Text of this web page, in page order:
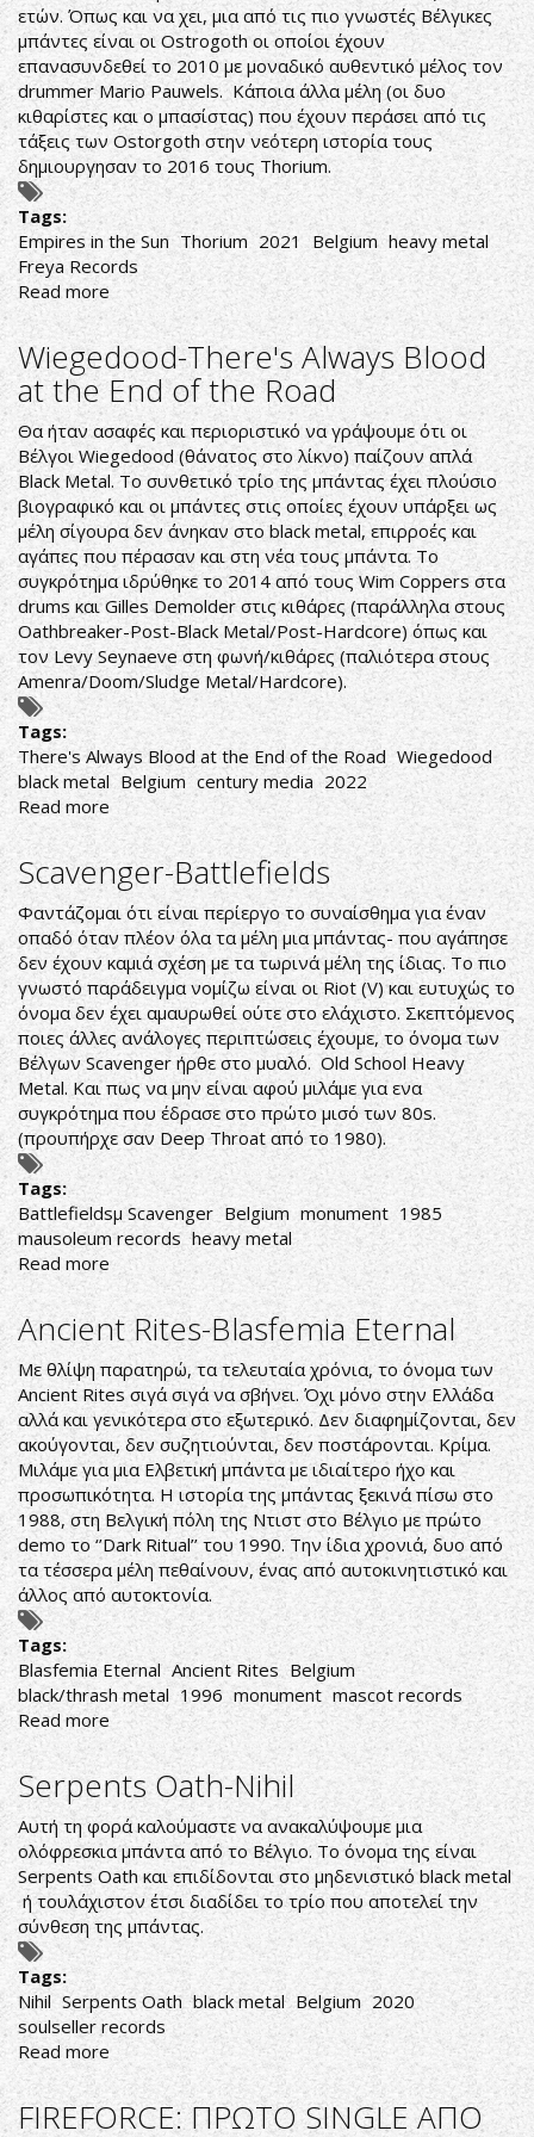
ετών. Όπως και να χει, μια από τις πιο γνωστές Βέλγικες
μπάντες είναι οι Ostrogoth οι οποίοι έχουν
επανασυνδεθεί το 2010 με μοναδικό αυθεντικό μέλος τον
drummer Mario Pauwels. Κάποια άλλα μέλη (οι δυο
κιθαρίστες και ο μπασίστας) που έχουν περάσει από τις
τάξεις των Ostorgoth στην νεότερη ιστορία τους
δημιουργησαν το 2016 τους Thorium.
Tags:
Empires in the Sun Thorium 2021 Belgium heavy metal
Freya Records
Read more about
Thorium-
Empires
in
the
Sun
Wiegedood-There's Always Blood
at the End of the Road
Θα ήταν ασαφές και περιοριστικό να γράψουμε ότι οι
Βέλγοι Wiegedood (θάνατος στο λίκνο) παίζουν απλά
Black Metal. Το συνθετικό τρίο της μπάντας έχει πλούσιο
βιογραφικό και οι μπάντες στις οποίες έχουν υπάρξει ως
μέλη σίγουρα δεν άνηκαν στο black metal, επιρροές και
αγάπες που πέρασαν και στη νέα τους μπάντα. Το
συγκρότημα ιδρύθηκε το 2014 από τους Wim Coppers στα
drums και Gilles Demolder στις κιθάρες (παράλληλα στους
Oathbreaker-Post-Black Metal/Post-Hardcore) όπως και
τον Levy Seynaeve στη φωνή/κιθάρες (παλιότερα στους
Amenra/Doom/Sludge Metal/Hardcore).
Tags:
There's Always Blood at the End of the Road Wiegedood
black metal Belgium century media 2022
Read more about
Wiegedood-
There's
Always
Blood
at
the
End
of
the
Road
Scavenger-Battlefields
Φαντάζομαι ότι είναι περίεργο το συναίσθημα για έναν
οπαδό όταν πλέον όλα τα μέλη μια μπάντας- που αγάπησε
δεν έχουν καμιά σχέση με τα τωρινά μέλη της ίδιας. Το πιο
γνωστό παράδειγμα νομίζω είναι οι Riot (V) και ευτυχώς το
όνομα δεν έχει αμαυρωθεί ούτε στο ελάχιστο. Σκεπτόμενος
ποιες άλλες ανάλογες περιπτώσεις έχουμε, το όνομα των
Βέλγων Scavenger ήρθε στο μυαλό. Old School Heavy
Metal. Και πως να μην είναι αφού μιλάμε για ενα
συγκρότημα που έδρασε στο πρώτο μισό των 80s.
(προυπήρχε σαν Deep Throat από το 1980).
Tags:
Battlefieldsμ Scavenger Belgium monument 1985
mausoleum records heavy metal
Read moreabout
Scavenger-
Battlefields
Ancient Rites-Blasfemia Eternal
Με θλίψη παρατηρώ, τα τελευταία χρόνια, το όνομα των
Ancient Rites σιγά σιγά να σβήνει. Όχι μόνο στην Ελλάδα
αλλά και γενικότερα στο εξωτερικό. Δεν διαφημίζονται, δεν
ακούγονται, δεν συζητιούνται, δεν ποστάρονται. Κρίμα.
Μιλάμε για μια Ελβετική μπάντα με ιδιαίτερο ήχο και
προσωπικότητα. Η ιστορία της μπάντας ξεκινά πίσω στο
1988, στη Βελγική πόλη της Ντιστ στο Βέλγιο με πρώτο
demo το ‘’Dark Ritual’’ του 1990. Την ίδια χρονιά, δυο από
τα τέσσερα μέλη πεθαίνουν, ένας από αυτοκινητιστικό και
άλλος από αυτοκτονία.
Tags:
Blasfemia Eternal Ancient Rites Belgium
black/thrash metal 1996 monument mascot records
Read more about
Ancient
Rites-
Blasfemia
Eternal
Serpents Oath-Nihil
Αυτή τη φορά καλούμαστε να ανακαλύψουμε μια
ολόφρεσκια μπάντα από το Βέλγιο. Το όνομα της είναι
Serpents Oath και επιδίδονται στο μηδενιστικό black metal
ή τουλάχιστον έτσι διαδίδει το τρίο που αποτελεί την
σύνθεση της μπάντας.
Tags:
Nihil Serpents Oath black metal Belgium 2020
soulseller records
Read more about
Serpents
Oath-
Nihil
FIREFORCE: ΠΡΩΤΟ SINGLE ΑΠΟ